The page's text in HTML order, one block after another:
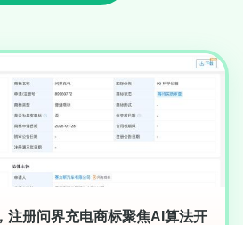
注册问界充电商标聚焦AI算法开